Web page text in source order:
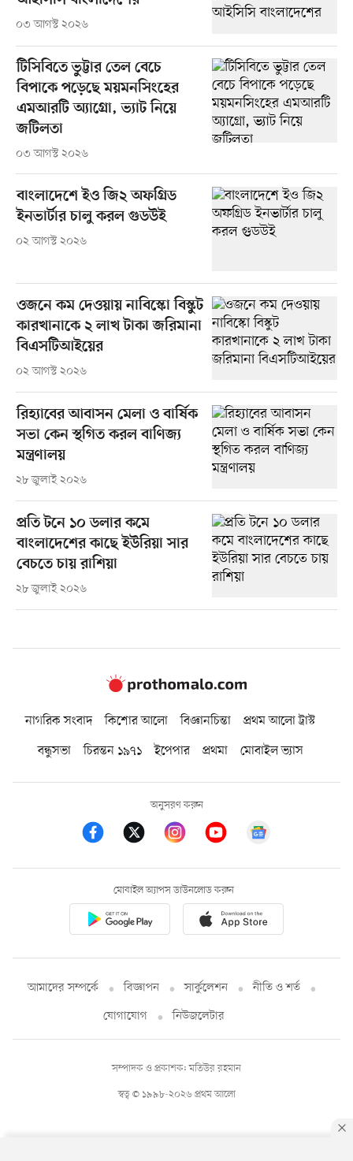
০৩ আগস্ট ২০২৬
টিসিবিতে ভুট্টার তেল বেচে
বিপাকে পড়েছে ময়মনসিংহের
এমআরটি অ্যাগ্রো, ভ্যাট নিয়ে
জটিলতা
০৩ আগস্ট ২০২৬
বাংলাদেশে ইও জি২ অফগ্রিড
ইনভার্টার চালু করল গুডউই
০২ আগস্ট ২০২৬
ওজনে কম দেওয়ায় নাবিস্কো বিস্কুট
কারখানাকে ২ লাখ টাকা জরিমানা
বিএসটিআইয়ের
০২ আগস্ট ২০২৬
রিহ্যাবের আবাসন মেলা ও বার্ষিক
সভা কেন স্থগিত করল বাণিজ্য
মন্ত্রণালয়
২৮ জুলাই ২০২৬
প্রতি টনে ১০ ডলার কমে
বাংলাদেশের কাছে ইউরিয়া সার
বেচতে চায় রাশিয়া
২৮ জুলাই ২০২৬
নাগরিক সংবাদ কিশোর আলো বিজ্ঞানচিন্তা
প্রথম আলো ট্রাস্ট
বন্ধুসভা
চিরন্তন ১৯৭১ ইপেপার প্রথমা মোবাইল ভ্যাস
অনুসরণ করুন
মোবাইল অ্যাপস ডাউনলোড করুন
আমাদের সম্পর্কে বিজ্ঞাপন সার্কুলেশন
নীতি ও শর্ত
যোগাযোগ
নিউজলেটার
স্বত্ব © ১৯৯৮-২০২৬ প্রথম আলো
সম্পাদক ও প্রকাশক: মতিউর রহমান